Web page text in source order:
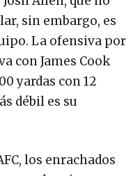
sin embargo, es
La ofensiva por
con James Cook
yardas con 12
débil es su
los enrachados